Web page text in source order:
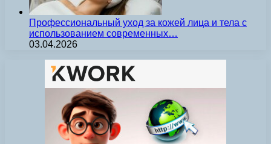
Профессиональный уход за кожей лица и тела с
использованием современных…
03.04.2026